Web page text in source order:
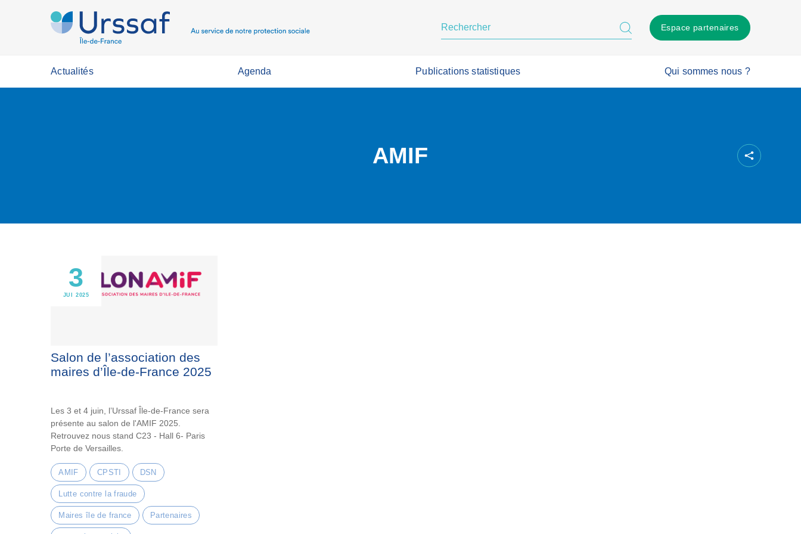
Espace partenaires
Actualités Agenda Publications statistiques Qui sommes nous ?
AMIF
3
JUI 2025
Salon de l’association des
maires d’Île-de-France 2025
Les 3 et 4 juin, l’Urssaf Île-de-France sera
présente au salon de l'AMIF 2025.
Retrouvez nous stand C23 - Hall 6- Paris
Porte de Versailles.
AMIF CPSTI DSN
Lutte contre la fraude
Maires île de france Partenaires